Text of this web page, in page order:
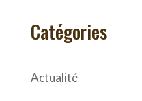
Catégories
Actualité